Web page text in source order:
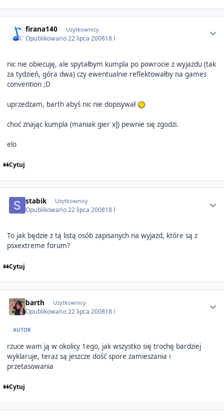
firana140 Użytkownicy
Opublikowano22 lipca 200818 l
nic nie obiecuję, ale spytałbym kumpla po powrocie z wyjazdu (tak
za tydzień, góra dwa) czy ewentualnie reflektowałby na games
convention ;D
uprzedzam, barth abyś nic nie dopisywał
choć znając kumpla (maniak gier x]) pewnie się zgodzi.
elo
Cytuj
stabik Użytkownicy
Opublikowano22 lipca 200818 l
To jak będzie z tą listą osób zapisanych na wyjazd, które są z
psxextreme forum?
Cytuj
barth Użytkownicy
Opublikowano22 lipca 200818 l
AUTOR
rzuce wam ją w okolicy 1ego, jak wszystko się trochę bardziej
wyklaruje, teraz są jeszcze dość spore zamieszania i
przetasowania
Cytuj